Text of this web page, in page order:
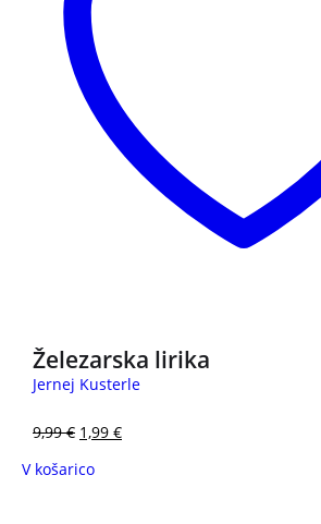
Železarska lirika
Jernej Kusterle
9,99€ 1,99 €
V košarico